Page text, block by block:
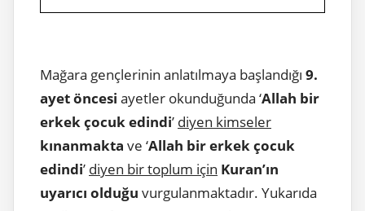
Mağara gençlerinin anlatılmaya başlandığı 9.
ayet öncesi ayetler okunduğunda ‘Allah bir
erkek çocuk edindi’ diyen kimseler
kınanmakta ve ‘Allah bir erkek çocuk
edindi’ diyen bir toplum için Kuran’ın
uyarıcı olduğu vurgulanmaktadır. Yukarıda